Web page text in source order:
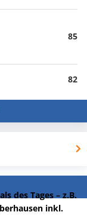
85
82
des Tages – z.B.
inkl.